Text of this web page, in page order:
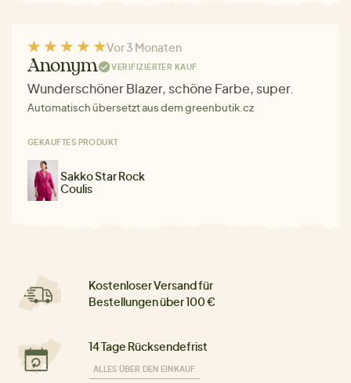
Vor 3 Monaten
Anonym VERIFIZIERTER KAUF
Wunderschöner Blazer, schöne Farbe, super.
Automatisch übersetzt aus dem greenbutik.cz
GEKAUFTES PRODUKT
Sakko Star Rock
Coulis
Kostenloser Versand für
Bestellungen über 100 €
14 Tage Rücksendefrist
ALLES ÜBER DEN EINKAUF